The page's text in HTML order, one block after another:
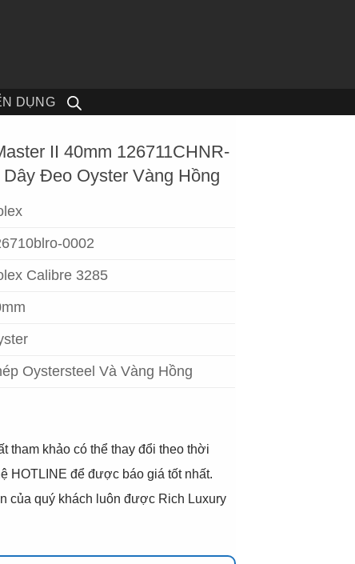
DỤNG
II 40mm 126711CHNR-
Đeo Oyster Vàng Hồng
0002
Calibre 3285
Oystersteel Và Vàng Hồng
tham khảo có thể thay đổi theo thời
HOTLINE để được báo giá tốt nhất.
của quý khách luôn được Rich Luxury